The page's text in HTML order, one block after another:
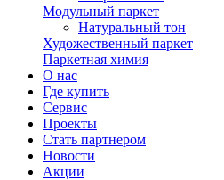
Модульный паркет
Натуральный тон
Художественный паркет
Паркетная химия
О нас
Где купить
Сервис
Проекты
Стать партнером
Новости
Акции